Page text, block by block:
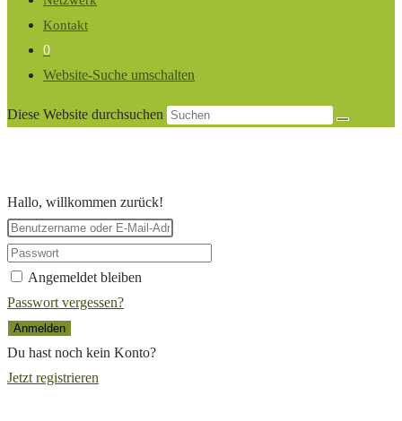
Kontakt
0
Website-Suche umschalten
Diese Website durchsuchen
Hallo, willkommen zurück!
Angemeldet bleiben
Passwort vergessen?
Anmelden
Du hast noch kein Konto?
Jetzt registrieren